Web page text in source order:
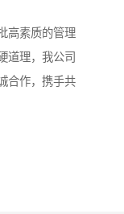
高素质的管理
道理，我公司
合作，携手共